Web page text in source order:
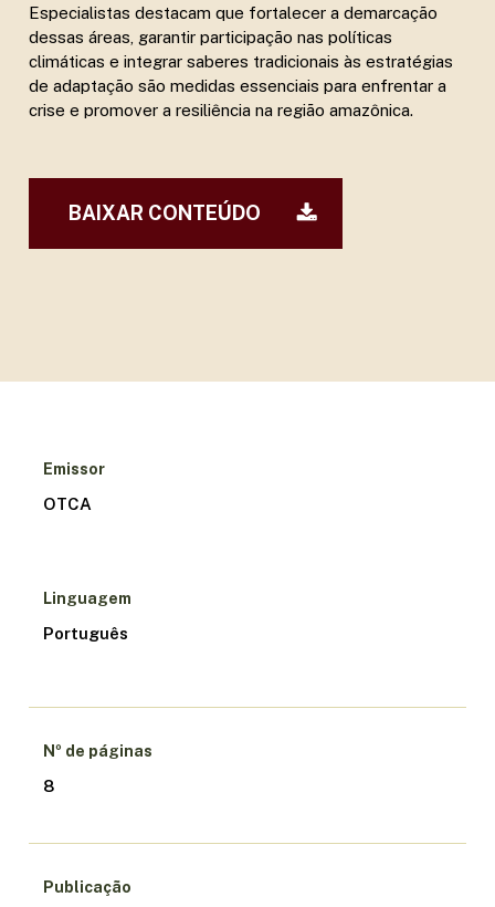
Especialistas destacam que fortalecer a demarcação
dessas áreas, garantir participação nas políticas
climáticas e integrar saberes tradicionais às estratégias
de adaptação são medidas essenciais para enfrentar a
crise e promover a resiliência na região amazônica.
BAIXAR CONTEÚDO
Emissor
OTCA
Linguagem
Português
Nº de páginas
8
Publicação